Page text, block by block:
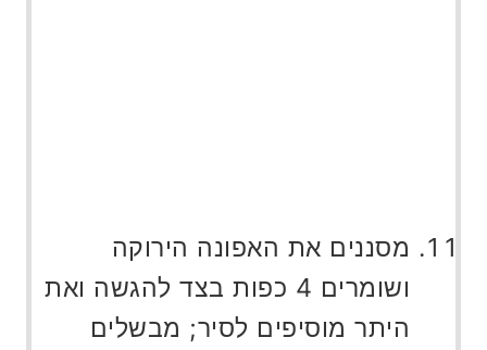
מסננים את האפונה הירוקה
ושומרים 4 כפות בצד להגשה ואת
היתר מוסיפים לסיר; מבשלים